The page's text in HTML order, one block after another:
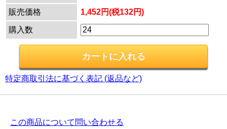
販売価格
1,452円(税132円)
購入数
特定商取引法に基づく表記 (返品など)
この商品について問い合わせる